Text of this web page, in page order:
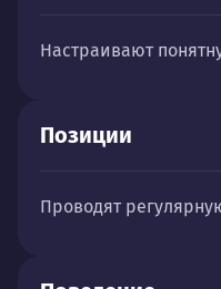
Настраивают
Позиции
Проводят